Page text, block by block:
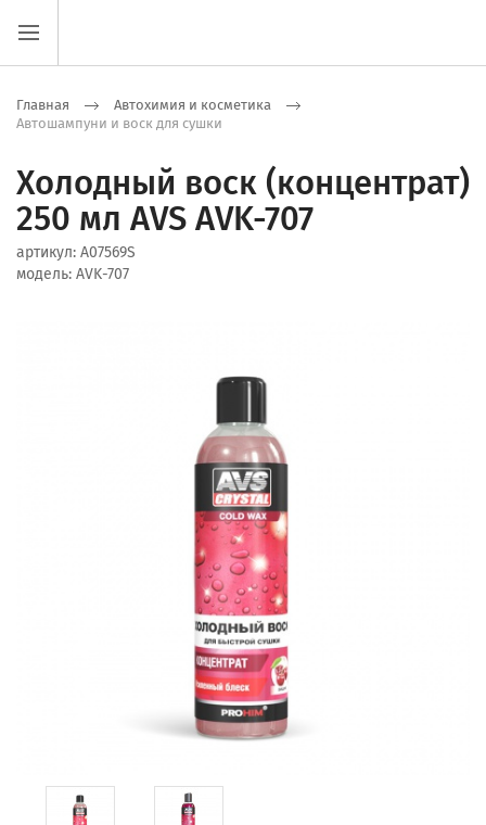
Главная
Автохимия и косметика
Автошампуни и воск для сушки
Холодный воск (концентрат)
250 мл AVS AVK-707
артикул: A07569S
модель: AVK-707